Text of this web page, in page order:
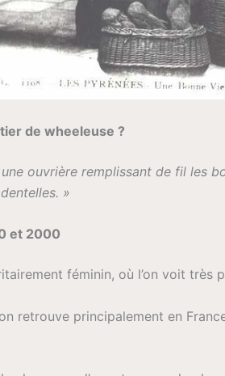
de wheeleuse ?
ouvrière remplissant de fil les
»
et 2000
féminin, où l’on voit très
retrouve principalement en